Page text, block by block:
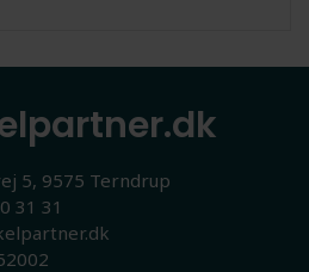
5, 9575 Terndrup
31 31